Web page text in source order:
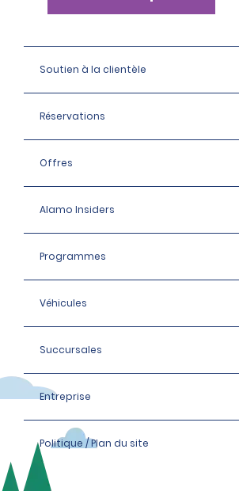
Soutien à la clientèle
Réservations
Offres
Alamo Insiders
Programmes
Véhicules
Succursales
Entreprise
Politique / Plan du site